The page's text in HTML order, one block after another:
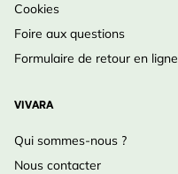
Cookies
Foire aux questions
Formulaire de retour en ligne
VIVARA
Qui sommes-nous ?
Nous contacter